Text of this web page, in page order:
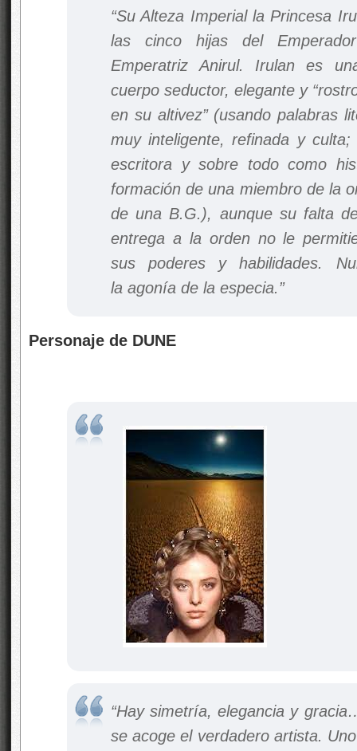
“Su Alteza Imperial la Princesa
las cinco hijas del
Emperatriz Anirul. Irulan es
cuerpo seductor, elegante y
en su altivez” (usando palabras
muy inteligente, refinada y
escritora y sobre todo como
formación de una miembro de la
de una B.G.), aunque su falta
entrega a la orden no le
sus poderes y habilidades.
la agonía de la especia.”
Personaje de DUNE
“Hay simetría, elegancia y
se acoge el verdadero artista.